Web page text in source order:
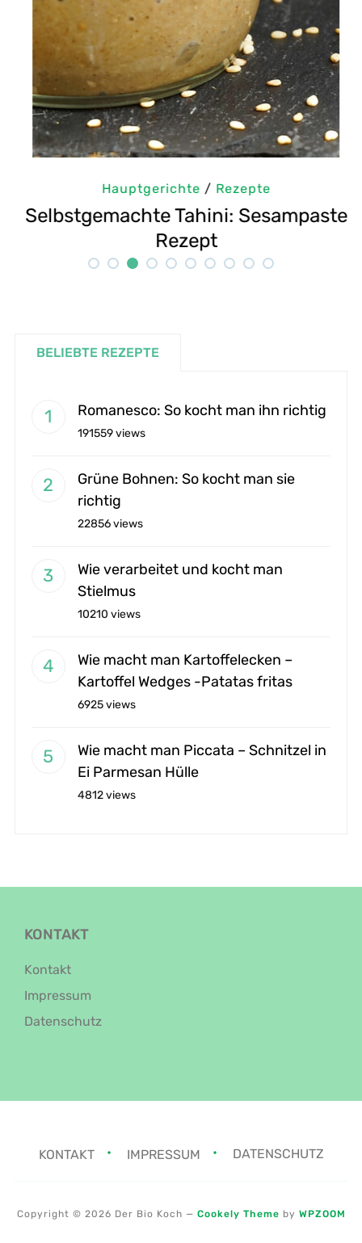
Hauptgerichte/Rezepte
Selbstgemachte Tahini: Sesampaste
Rezept
BELIEBTE REZEPTE
Romanesco: So kocht man ihn richtig
191559 views
Grüne Bohnen: So kocht man sie
richtig
22856 views
Wie verarbeitet und kocht man
Stielmus
10210 views
Wie macht man Kartoffelecken –
Kartoffel Wedges -Patatas fritas
6925 views
Wie macht man Piccata – Schnitzel in
Ei Parmesan Hülle
4812 views
KONTAKT
Kontakt
Impressum
Datenschutz
KONTAKT IMPRESSUM DATENSCHUTZ
Copyright © 2026 Der Bio Koch — Cookely Theme by WPZOOM